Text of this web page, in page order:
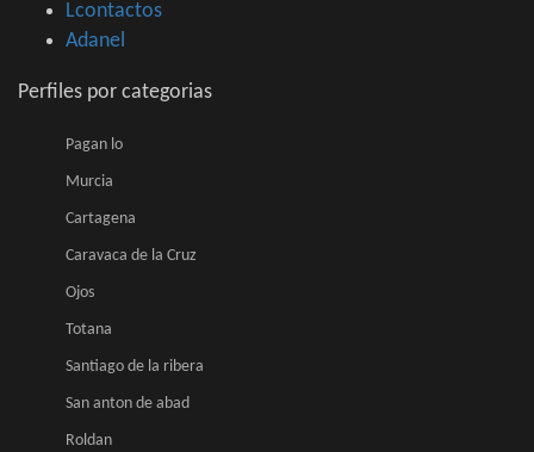
Lcontactos
Adanel
Perfiles por categorias
Pagan lo
Murcia
Cartagena
Caravaca de la Cruz
Ojos
Totana
Santiago de la ribera
San anton de abad
Roldan